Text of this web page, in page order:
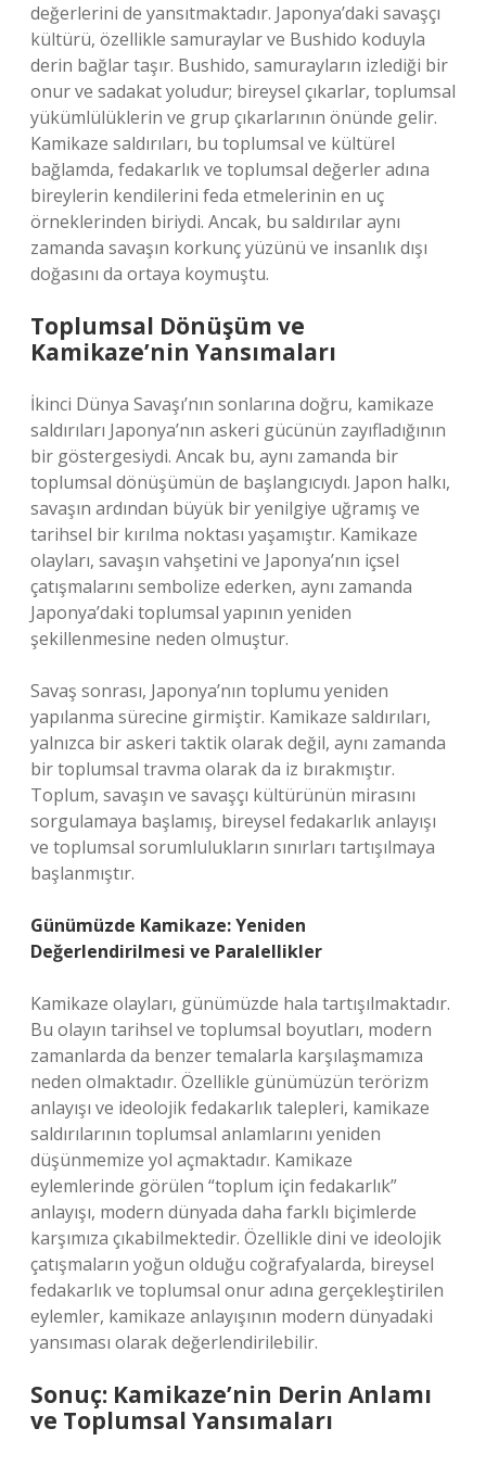
değerlerini de yansıtmaktadır. Japonya’daki savaşçı
kültürü, özellikle samuraylar ve Bushido koduyla
derin bağlar taşır. Bushido, samurayların izlediği bir
onur ve sadakat yoludur; bireysel çıkarlar, toplumsal
yükümlülüklerin ve grup çıkarlarının önünde gelir.
Kamikaze saldırıları, bu toplumsal ve kültürel
bağlamda, fedakarlık ve toplumsal değerler adına
bireylerin kendilerini feda etmelerinin en uç
örneklerinden biriydi. Ancak, bu saldırılar aynı
zamanda savaşın korkunç yüzünü ve insanlık dışı
doğasını da ortaya koymuştu.
Toplumsal Dönüşüm ve
Kamikaze’nin Yansımaları
İkinci Dünya Savaşı’nın sonlarına doğru, kamikaze
saldırıları Japonya’nın askeri gücünün zayıfladığının
bir göstergesiydi. Ancak bu, aynı zamanda bir
toplumsal dönüşümün de başlangıcıydı. Japon halkı,
savaşın ardından büyük bir yenilgiye uğramış ve
tarihsel bir kırılma noktası yaşamıştır. Kamikaze
olayları, savaşın vahşetini ve Japonya’nın içsel
çatışmalarını sembolize ederken, aynı zamanda
Japonya’daki toplumsal yapının yeniden
şekillenmesine neden olmuştur.
Savaş sonrası, Japonya’nın toplumu yeniden
yapılanma sürecine girmiştir. Kamikaze saldırıları,
yalnızca bir askeri taktik olarak değil, aynı zamanda
bir toplumsal travma olarak da iz bırakmıştır.
Toplum, savaşın ve savaşçı kültürünün mirasını
sorgulamaya başlamış, bireysel fedakarlık anlayışı
ve toplumsal sorumlulukların sınırları tartışılmaya
başlanmıştır.
Günümüzde Kamikaze: Yeniden
Değerlendirilmesi ve Paralellikler
Kamikaze olayları, günümüzde hala tartışılmaktadır.
Bu olayın tarihsel ve toplumsal boyutları, modern
zamanlarda da benzer temalarla karşılaşmamıza
neden olmaktadır. Özellikle günümüzün terörizm
anlayışı ve ideolojik fedakarlık talepleri, kamikaze
saldırılarının toplumsal anlamlarını yeniden
düşünmemize yol açmaktadır. Kamikaze
eylemlerinde görülen “toplum için fedakarlık”
anlayışı, modern dünyada daha farklı biçimlerde
karşımıza çıkabilmektedir. Özellikle dini ve ideolojik
çatışmaların yoğun olduğu coğrafyalarda, bireysel
fedakarlık ve toplumsal onur adına gerçekleştirilen
eylemler, kamikaze anlayışının modern dünyadaki
yansıması olarak değerlendirilebilir.
Sonuç: Kamikaze’nin Derin Anlamı
ve Toplumsal Yansımaları